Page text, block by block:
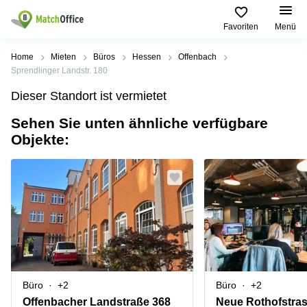
Favoriten Menü
Mieten / Vermieten
Produktseiten
Büro
mieten
Coworking
Space
Seminarraum
Virtuelles
Büro
Beliebte
Städte
Büro
mieten
Geschäftsadresse
Hamburg
Geschäftsadresse
mieten
Düsseldorf
Geschäftsadresse
Stuttgart
Büro
Beliebte
Suchanfragen
Regus
Dortmund
9
Dortmund
Office Club
Ballindamm
3
Rahel-
Hirsch-
Straße
Hilfe
Über uns
Büro vermieten
Preis
Log-in
Home Mieten Büros Hessen
Offenbach
Sprendlinger Landstr. 180
Dieser Standort ist vermietet
Sehen Sie unten ähnliche verfügbare
Objekte:
Büro +2
Offenbacher Landstraße 368
Büro +2
Neue